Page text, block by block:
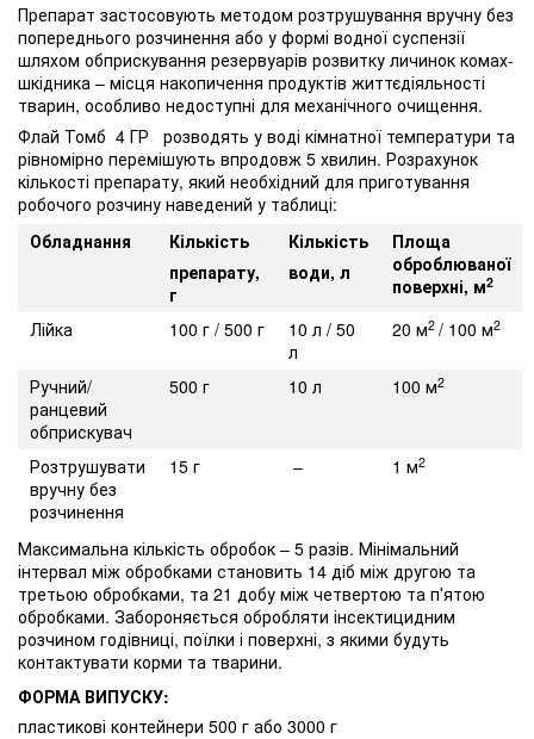
Препарат застосовують методом розтрушування вручну без
попереднього розчинення або у формі водної суспензії
шляхом обприскування резервуарів розвитку личинок комах-
шкідника – місця накопичення продуктів життєдіяльності
тварин, особливо недоступні для механічного очищення.
Флай Томб 4 ГР
розводять у воді кімнатної температури та
рівномірно перемішують впродовж 5 хвилин. Розрахунок
кількості препарату, який необхідний для приготування
робочого розчину наведений у таблиці:
Обладнання
Кількість
препарату,
г
Кількість
води, л
Площа
оброблюваної
поверхні, м2
Лійка 100 г / 500 г
10 л / 50
л
20 м2 / 100 м2
Ручний/
ранцевий
обприскувач
500 г 10 л 100 м2
Розтрушувати
вручну без
розчинення
15 г – 1 м2
Максимальна кількість обробок – 5 разів. Мінімальний
інтервал між обробками становить 14 діб між другою та
третьою обробками, та 21 добу між четвертою та п′ятою
обробками. Забороняється обробляти інсектицидним
розчином годівниці, поїлки і поверхні, з якими будуть
контактувати корми та тварини.
ФОРМА ВИПУСКУ:
пластикові контейнери 500 г або 3000 г